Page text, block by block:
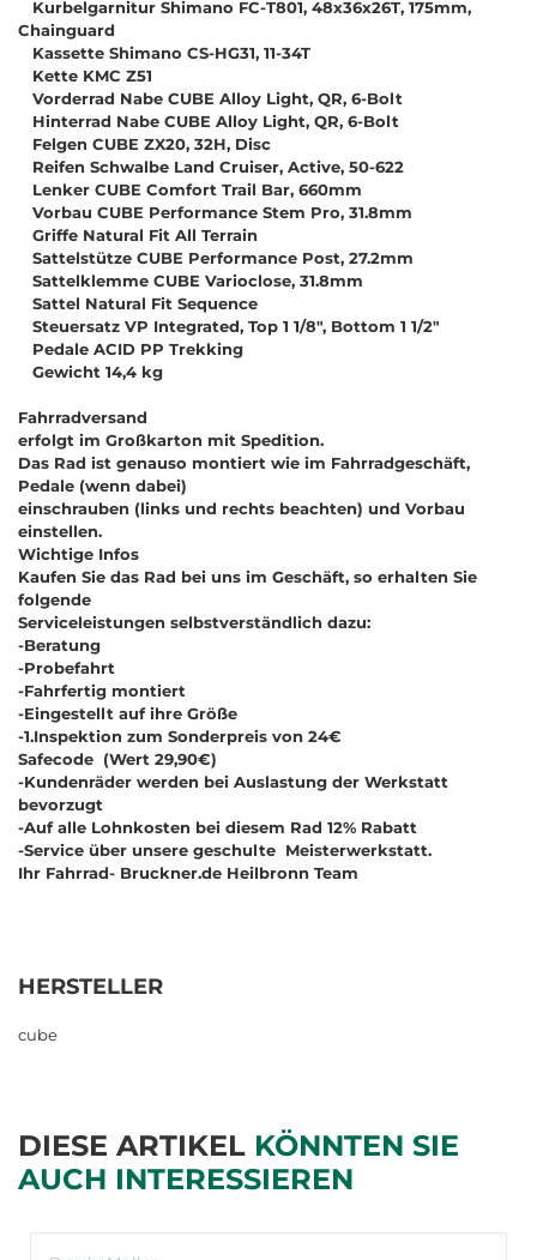
Kurbelgarnitur Shimano FC-T801, 48x36x26T, 175mm,
Chainguard
Kassette Shimano CS-HG31, 11-34T
Kette KMC Z51
Vorderrad Nabe CUBE Alloy Light, QR, 6-Bolt
Hinterrad Nabe CUBE Alloy Light, QR, 6-Bolt
Felgen CUBE ZX20, 32H, Disc
Reifen Schwalbe Land Cruiser, Active, 50-622
Lenker CUBE Comfort Trail Bar, 660mm
Vorbau CUBE Performance Stem Pro, 31.8mm
Griffe Natural Fit All Terrain
Sattelstütze CUBE Performance Post, 27.2mm
Sattelklemme CUBE Varioclose, 31.8mm
Sattel Natural Fit Sequence
Steuersatz VP Integrated, Top 1 1/8", Bottom 1 1/2"
Pedale ACID PP Trekking
Gewicht 14,4 kg
Fahrradversand
erfolgt im Großkarton mit Spedition.
Das Rad ist genauso montiert wie im Fahrradgeschäft,
Pedale (wenn dabei)
einschrauben (links und rechts beachten) und Vorbau
einstellen.
Wichtige Infos
Kaufen Sie das Rad bei uns im Geschäft, so erhalten Sie
folgende
Serviceleistungen selbstverständlich dazu:
-Beratung
-Probefahrt
-Fahrfertig montiert
-Eingestellt auf ihre Größe
-1.Inspektion zum Sonderpreis von 24€
Safecode (Wert 29,90€)
-Kundenräder werden bei Auslastung der Werkstatt
bevorzugt
-Auf alle Lohnkosten bei diesem Rad 12% Rabatt
-Service über unsere geschulte Meisterwerkstatt.
Ihr Fahrrad- Bruckner.de Heilbronn Team
HERSTELLER
cube
DIESE ARTIKEL KÖNNTEN SIE
AUCH INTERESSIEREN